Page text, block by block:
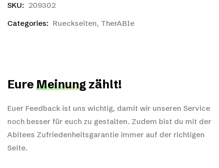
SKU: 209302
Categories: Rueckseiten, TherABIe
EureMeinung zählt!
Euer Feedback ist uns wichtig, damit wir unseren Service
noch besser für euch zu gestalten. Zudem bist du mit der
Abitees Zufriedenheitsgarantie immer auf der richtigen
Seite.